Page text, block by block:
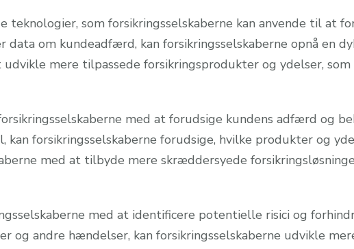
som forsikringsselskaberne kan anvende til at
om kundeadfærd, kan forsikringsselskaberne opnå en
mere tilpassede forsikringsprodukter og ydelser,
med at forudsige kundens adfærd og
forsikringsselskaberne forudsige, hvilke produkter og
med at tilbyde mere skræddersyede
med at identificere potentielle risici og
og andre hændelser, kan forsikringsselskaberne udvikle